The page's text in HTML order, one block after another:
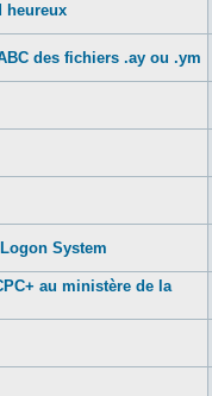
heureux
des fichiers .ay ou .ym
System
au ministère de la